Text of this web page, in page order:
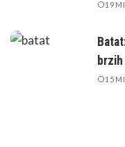
19
15